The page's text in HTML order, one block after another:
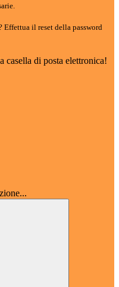
Effettua il reset della password
casella di posta elettronica!